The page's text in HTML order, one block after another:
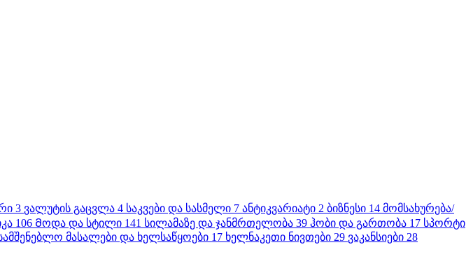
3 ვალუტის გაცვლა 4 საკვები და სასმელი 7 ანტიკვარიატი 2 ბიზნესი 14 მომსახურება/
106 Მოდა და სტილი 141 სილამაზე და ჯანმრთელობა 39 ჰობი და გართობა 17 სპორტი
მასალები და ხელსაწყოები 17 ხელნაკეთი ნივთები 29 ვაკანსიები 28